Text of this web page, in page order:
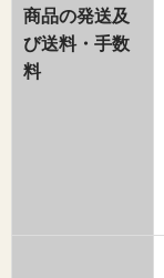
商品の発送及
び送料・手数
料